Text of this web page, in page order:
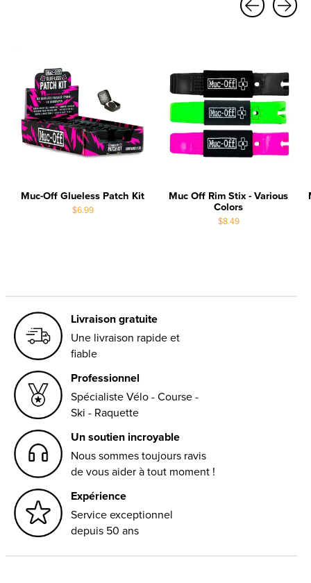
Muc-Off Glueless Patch Kit
$6.99
Muc Off Rim Stix - Various
Colors
$8.49
Livraison gratuite
Une livraison rapide et
fiable
Professionnel
Spécialiste Vélo - Course -
Ski - Raquette
Un soutien incroyable
Nous sommes toujours ravis
de vous aider à tout moment !
Expérience
Service exceptionnel
depuis 50 ans